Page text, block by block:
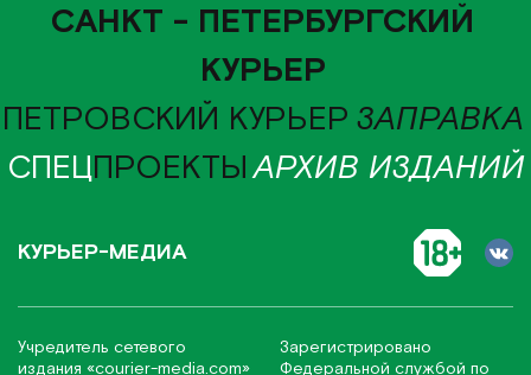
САНКТ - ПЕТЕРБУРГСКИЙ
КУРЬЕР
ПЕТРОВСКИЙ КУРЬЕР ЗАПРАВКА
СПЕЦПРОЕКТЫАРХИВ ИЗДАНИЙ
КУРЬЕР-МЕДИА
Учредитель сетевого
издания «соurier-media.com»
Зарегистрировано
Федеральной службой по